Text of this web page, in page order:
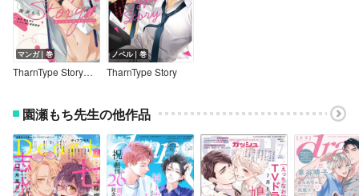
マンガ｜巻
TharnType Story【コミックス版】【電子限定描き下ろし漫画付き】
ノベル｜巻
TharnType Story
園瀬もち先生の他作品